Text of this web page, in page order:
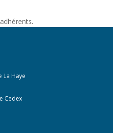
La Haye
Cedex